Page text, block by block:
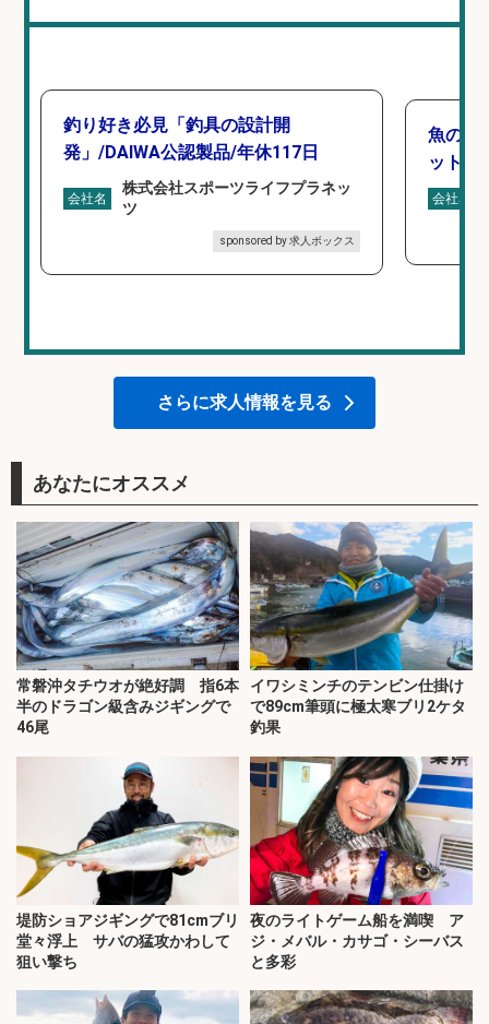
釣り好き必見「釣具の設計開
発」/DAIWA公認製品/年休117日
会社名
株式会社スポーツライフプラネッ
ツ
sponsored by 求人ボックス
魚の「
ットを
会社名
さらに求人情報を見る
あなたにオススメ
常磐沖タチウオが絶好調 指6本
半のドラゴン級含みジギングで
46尾
イワシミンチのテンビン仕掛け
で89cm筆頭に極太寒ブリ2ケタ
釣果
堤防ショアジギングで81cmブリ
堂々浮上 サバの猛攻かわして
狙い撃ち
夜のライトゲーム船を満喫 ア
ジ・メバル・カサゴ・シーバス
と多彩